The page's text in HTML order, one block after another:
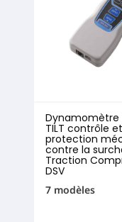
Dynamomètre
TILT contrôle
protection
contre la
Traction
DSV
7 modèles